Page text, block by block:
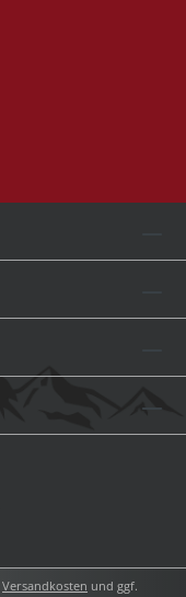
Versandkosten und ggf.